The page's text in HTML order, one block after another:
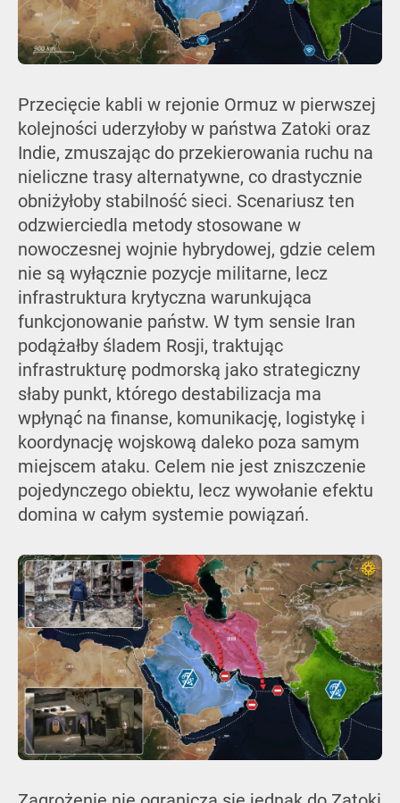
Przecięcie kabli w rejonie Ormuz w pierwszej
kolejności uderzyłoby w państwa Zatoki oraz
Indie, zmuszając do przekierowania ruchu na
nieliczne trasy alternatywne, co drastycznie
obniżyłoby stabilność sieci. Scenariusz ten
odzwierciedla metody stosowane w
nowoczesnej wojnie hybrydowej, gdzie celem
nie są wyłącznie pozycje militarne, lecz
infrastruktura krytyczna warunkująca
funkcjonowanie państw. W tym sensie Iran
podążałby śladem Rosji, traktując
infrastrukturę podmorską jako strategiczny
słaby punkt, którego destabilizacja ma
wpłynąć na finanse, komunikację, logistykę i
koordynację wojskową daleko poza samym
miejscem ataku. Celem nie jest zniszczenie
pojedynczego obiektu, lecz wywołanie efektu
domina w całym systemie powiązań.